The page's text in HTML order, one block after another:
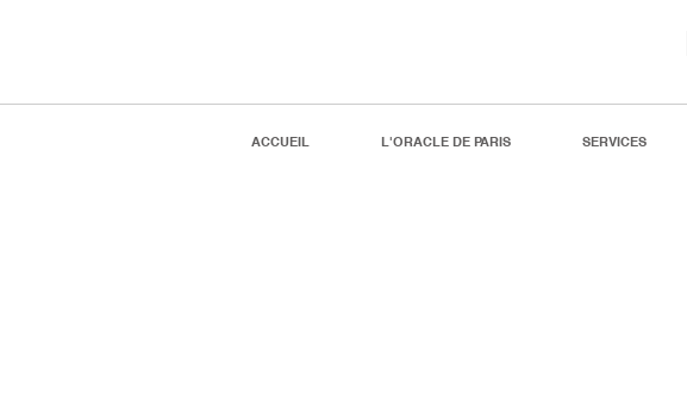
ACCUEIL L'ORACLE DE PARIS SERVICES